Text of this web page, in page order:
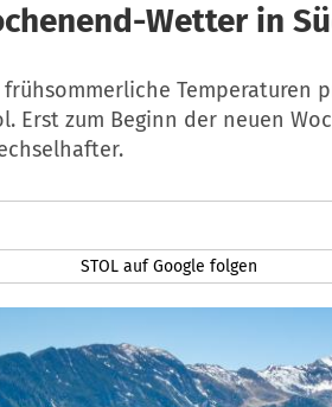
Wetter in
Temperaturen
Erst zum Beginn der neuen
STOL auf Google folgen